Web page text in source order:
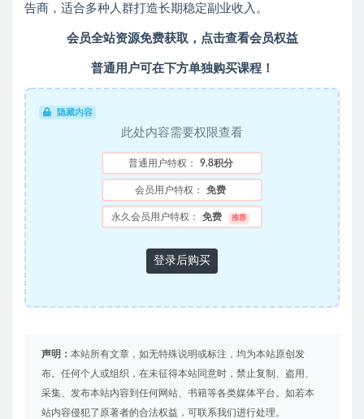
告商，适合多种人群打造长期稳定副业收入。
会员全站资源免费获取，点击查看会员权益
普通用户可在下方单独购买课程！
隐藏内容
此处内容需要权限查看
普通用户特权： 9.8积分
会员用户特权： 免费
永久会员用户特权： 免费 推荐
登录后购买
声明： 本站所有文章，如无特殊说明或标注，均为本站原创发
布。任何个人或组织，在未征得本站同意时，禁止复制、盗用、
采集、发布本站内容到任何网站、书籍等各类媒体平台。如若本
站内容侵犯了原著者的合法权益，可联系我们进行处理。